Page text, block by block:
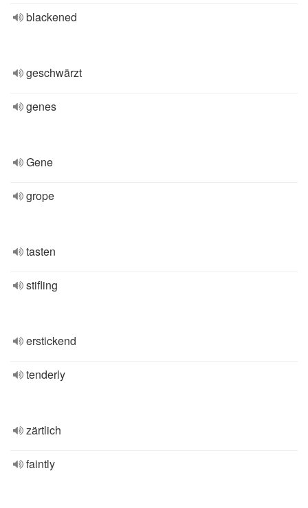
blackened
geschwärzt
genes
Gene
grope
tasten
stifling
erstickend
tenderly
zärtlich
faintly